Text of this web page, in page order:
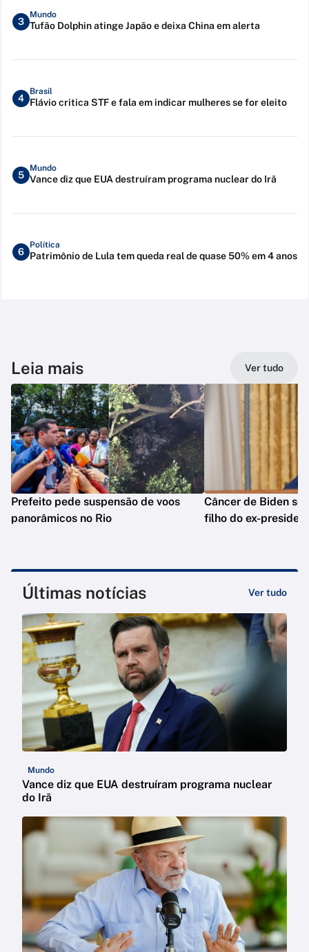
3
Mundo
Tufão Dolphin atinge Japão e deixa China em alerta
4
Brasil
Flávio critica STF e fala em indicar mulheres se for eleito
5
Mundo
Vance diz que EUA destruíram programa nuclear do Irã
6
Política
Patrimônio de Lula tem queda real de quase 50% em 4 anos
Leia mais Ver tudo
Prefeito pede suspensão de voos
panorâmicos no Rio
Câncer de Biden se
filho do ex-
Últimas notícias Ver tudo
Mundo
Vance diz que EUA destruíram programa nuclear
do Irã